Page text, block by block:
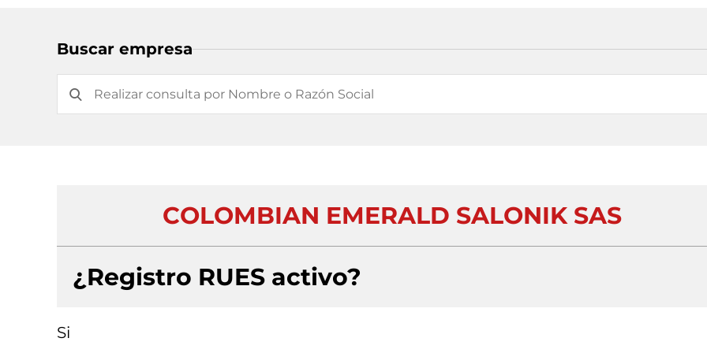
Buscar empresa
COLOMBIAN EMERALD SALONIK SAS
¿Registro RUES activo?
Si